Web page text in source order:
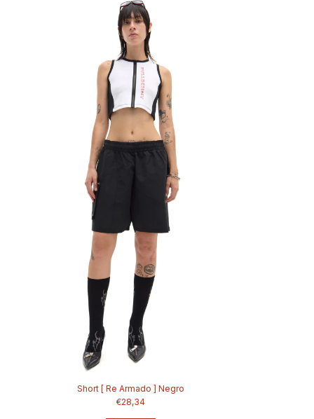
Short [ Re Armado ] Negro
€28,34